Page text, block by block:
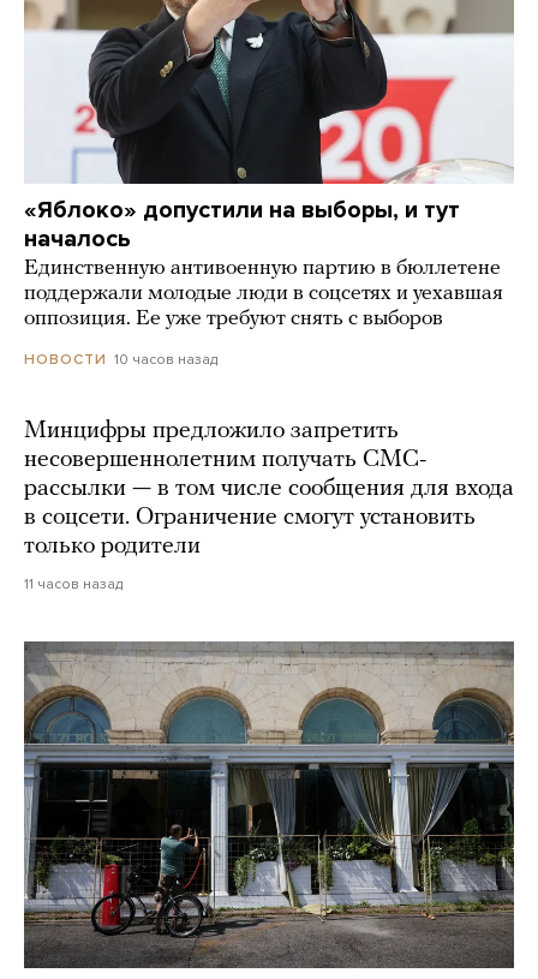
«Яблоко» допустили на выборы, и тут
началось
Единственную антивоенную партию в бюллетене
поддержали молодые люди в соцсетях и уехавшая
оппозиция. Ее уже требуют снять с выборов
НОВОСТИ 10 часов назад
Минцифры предложило запретить
несовершеннолетним получать СМС-
рассылки — в том числе сообщения для входа
в соцсети. Ограничение смогут установить
только родители
11 часов назад